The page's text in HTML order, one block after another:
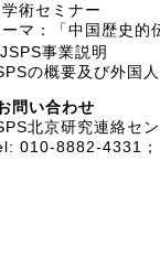
術セミナー
ーマ：「中国歴史的
事業説明
の概要及び外国
問い合わせ
北京研究連絡セ
010-8882-4331